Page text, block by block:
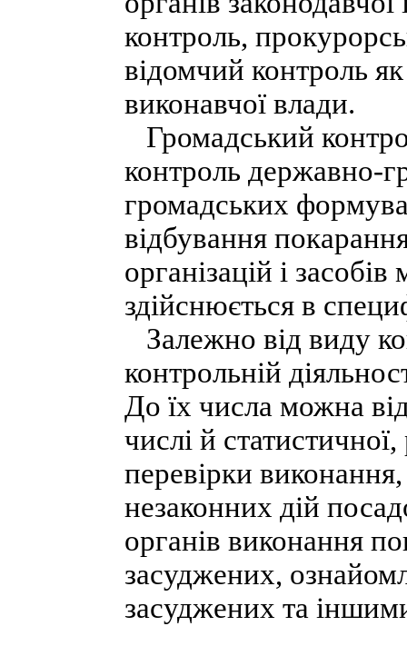
контроль,
відомчий контроль
виконавчої влади.
Громадський
контроль державно-
громадських
відбування
організацій і
здійснюється в
Залежно від виду
контрольній
До їх числа можна
числі й статистичної,
перевірки
незаконних дій
органів виконання
засуджених,
засуджених та